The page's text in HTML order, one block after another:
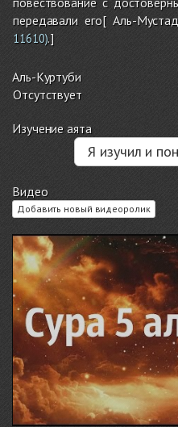
передавали его[ Аль-
11610).]
Аль-Куртуби
Отсутствует
Изучение аята
Я изучил и
Видео
Добавить новый видеоролик